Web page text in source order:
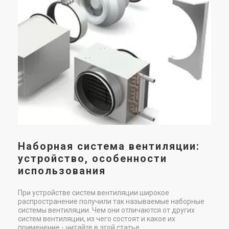
(3)
Канальный вентилятор
Soler&Palau TD-2000/315 3V
Цена
В наличии (2)
Испания
Канальный вентилятор
Soler&Palau TD-500/150 T 3V
19 423 грн
Купить
В наличии (3)
Испания
Канальный вентилятор
Soler&Palau TD-500/160 T 3V
В наличии
Испания
Канальный вентилятор
Soler&Palau TD-800/200 T 3V
Наборная система вентиляции:
устройство, особенности
использования
При устройстве систем вентиляции широкое
распространение получили так называемые наборные
системы вентиляции. Чем они отличаются от других
систем вентиляции, из чего состоят и какое их
применение - читайте в этой статье.